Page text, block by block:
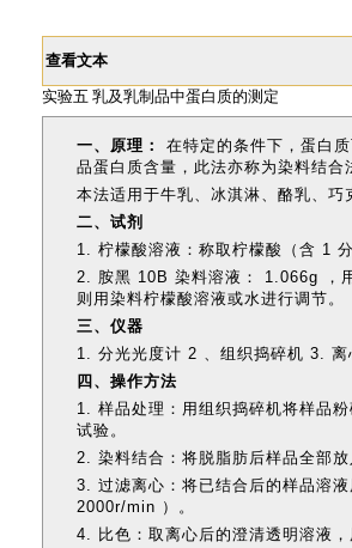
查看文本
实验五 乳及乳制品中蛋白质的测定